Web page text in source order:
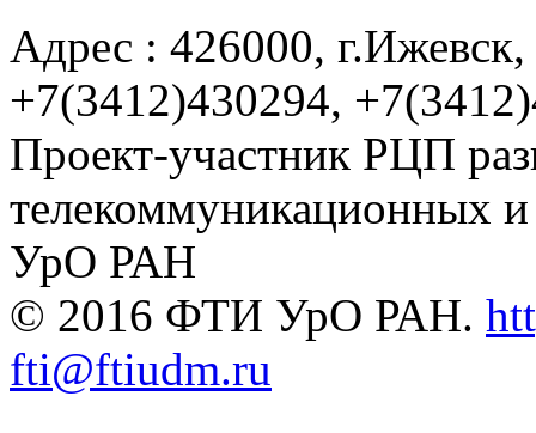
Адрес : 426000,
+7(3412)430294,
Проект-участник РЦП
телекоммуникационных
УрО РАН
© 2016 ФТИ УрО РАН.
fti@ftiudm.ru